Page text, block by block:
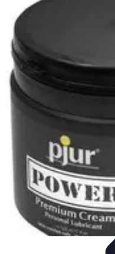
Budget Savvy
Gestion de budget
Budget Savvy